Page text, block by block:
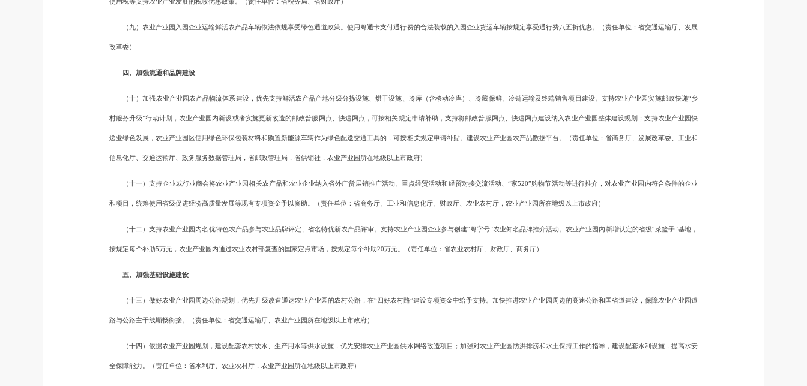
（九）农业产业园入园企业运输鲜活农产品车辆依法依规享受绿色通道政策。使用粤通卡支付通行费的合法装载的入园企业货运车辆按规定享受通行费八五折优惠。（责任单位：省交通运输厅、发展
改革委）
四、加强流通和品牌建设
（十）加强农业产业园农产品物流体系建设，优先支持鲜活农产品产地分级分拣设施、烘干设施、冷库（含移动冷库）、冷藏保鲜、冷链运输及终端销售项目建设。支持农业产业园实施邮政快递“乡
村服务升级”行动计划，农业产业园内新设或者实施更新改造的邮政普服网点、快递网点，可按相关规定申请补助，支持将邮政普服网点、快递网点建设纳入农业产业园整体建设规划；支持农业产业园快
递业绿色发展，农业产业园区使用绿色环保包装材料和购置新能源车辆作为绿色配送交通工具的，可按相关规定申请补贴。建设农业产业园农产品数据平台。（责任单位：省商务厅、发展改革委、工业和
信息化厅、交通运输厅、政务服务数据管理局，省邮政管理局，省供销社，农业产业园所在地级以上市政府）
（十一）支持企业或行业商会将农业产业园相关农产品和农业企业纳入省外广货展销推广活动、重点经贸活动和经贸对接交流活动、“家520”购物节活动等进行推介，对农业产业园内符合条件的企业
和项目，统筹使用省级促进经济高质量发展等现有专项资金予以资助。（责任单位：省商务厅、工业和信息化厅、财政厅、农业农村厅，农业产业园所在地级以上市政府）
（十二）支持农业产业园内名优特色农产品参与农业品牌评定、省名特优新农产品评审。支持农业产业园企业参与创建“粤字号”农业知名品牌推介活动。农业产业园内新增认定的省级“菜篮子”基地，
按规定每个补助5万元，农业产业园内通过农业农村部复查的国家定点市场，按规定每个补助20万元。（责任单位：省农业农村厅、财政厅、商务厅）
五、加强基础设施建设
（十三）做好农业产业园周边公路规划，优先升级改造通达农业产业园的农村公路，在“四好农村路”建设专项资金中给予支持。加快推进农业产业园周边的高速公路和国省道建设，保障农业产业园道
路与公路主干线顺畅衔接。（责任单位：省交通运输厅、农业产业园所在地级以上市政府）
（十四）依据农业产业园规划，建设配套农村饮水、生产用水等供水设施，优先安排农业产业园供水网络改造项目；加强对农业产业园防洪排涝和水土保持工作的指导，建设配套水利设施，提高水安
全保障能力。（责任单位：省水利厅、农业农村厅，农业产业园所在地级以上市政府）